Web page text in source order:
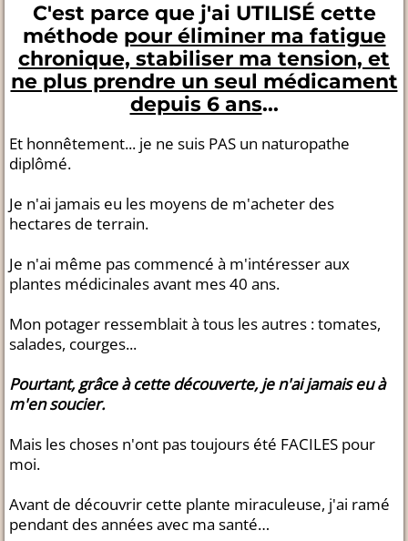
C'est parce que j'ai UTILISÉ cette
méthode pour éliminer ma fatigue
chronique, stabiliser ma tension, et
ne plus prendre un seul médicament
depuis 6 ans...
Et honnêtement... je ne suis PAS un naturopathe
diplômé.
Je n'ai jamais eu les moyens de m'acheter des
hectares de terrain.
Je n'ai même pas commencé à m'intéresser aux
plantes médicinales avant mes 40 ans.
Mon potager ressemblait à tous les autres : tomates,
salades, courges...
Pourtant, grâce à cette découverte, je n'ai jamais eu à
m'en soucier.
Mais les choses n'ont pas toujours été FACILES pour
moi.
Avant de découvrir cette plante miraculeuse, j'ai ramé
pendant des années avec ma santé…